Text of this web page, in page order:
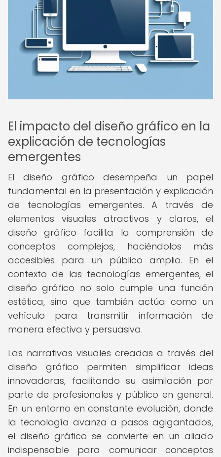
El impacto del diseño gráfico en la
explicación de tecnologías
emergentes
El diseño gráfico desempeña un papel
fundamental en la presentación y explicación
de tecnologías emergentes. A través de
elementos visuales atractivos y claros, el
diseño gráfico facilita la comprensión de
conceptos complejos, haciéndolos más
accesibles para un público amplio. En el
contexto de las tecnologías emergentes, el
diseño gráfico no solo cumple una función
estética, sino que también actúa como un
vehículo para transmitir información de
manera efectiva y persuasiva.
Las narrativas visuales creadas a través del
diseño gráfico permiten simplificar ideas
innovadoras, facilitando su asimilación por
parte de profesionales y público en general.
En un entorno en constante evolución, donde
la tecnología avanza a pasos agigantados,
el diseño gráfico se convierte en un aliado
indispensable para comunicar conceptos